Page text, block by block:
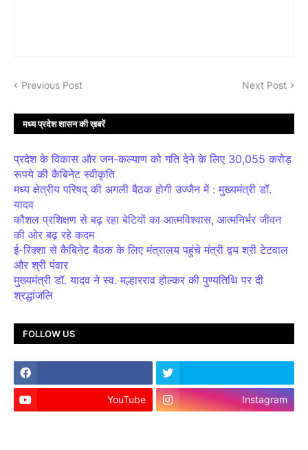
Previous Post Next Post
मध्य प्रदेश शासन की ख़बरें
प्रदेश के विकास और जन-कल्याण को गति देने के लिए 30,055 करोड़
रूपये की कैबिनेट स्वीकृति
मध्य क्षेत्रीय परिषद् की अगली बैठक होगी उज्जैन में : मुख्यमंत्री डॉ.
यादव
कौशल प्रशिक्षण से बढ़ रहा बेटियों का आत्मविश्वास, आत्मनिर्भर जीवन
की ओर बढ़ रहे कदम
ई-रिक्शा से कैबिनेट बैठक के लिए मंत्रालय पहुंचे मंत्री द्वय श्री टेटवाल
और श्री पंवार
मुख्यमंत्री डॉ. यादव ने स्व. मल्हारराव होल्कर की पुण्यतिथि पर दी
श्रद्धांजलि
FOLLOW US
YouTube Instagram